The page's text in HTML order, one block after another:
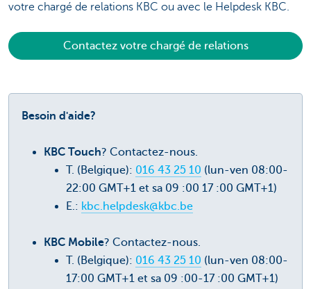
votre chargé de relations KBC ou avec le Helpdesk KBC.
Contactez votre chargé de relations
Besoin d'aide?
KBC Touch? Contactez-nous.
T. (Belgique): 016 43 25 10 (lun-ven 08:00-
22:00 GMT+1 et sa 09 :00 17 :00 GMT+1)
E.: kbc.helpdesk@kbc.be
KBC Mobile? Contactez-nous.
T. (Belgique): 016 43 25 10 (lun-ven 08:00-
17:00 GMT+1 et sa 09 :00-17 :00 GMT+1)